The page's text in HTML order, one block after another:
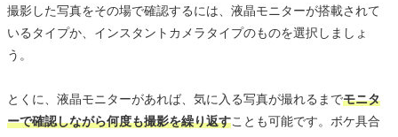
撮影した写真をその場で確認するには、液晶モニターが搭載されて
いるタイプか、インスタントカメラタイプのものを選択しましょ
う。
とくに、液晶モニターがあれば、気に入る写真が撮れるまでモニタ
ーで確認しながら何度も撮影を繰り返すことも可能です。ボケ具合